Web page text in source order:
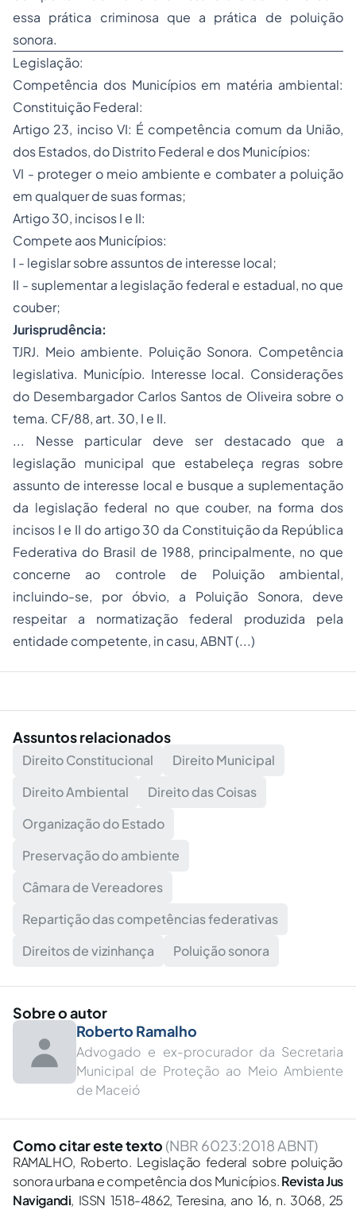
essa prática criminosa que a prática de poluição
sonora.
Legislação:
Competência dos Municípios em matéria ambiental:
Constituição Federal:
Artigo 23, inciso VI: É competência comum da União,
dos Estados, do Distrito Federal e dos Municípios:
VI - proteger o meio ambiente e combater a poluição
em qualquer de suas formas;
Artigo 30, incisos I e II:
Compete aos Municípios:
I - legislar sobre assuntos de interesse local;
II - suplementar a legislação federal e estadual, no que
couber;
Jurisprudência:
TJRJ. Meio ambiente. Poluição Sonora. Competência
legislativa. Município. Interesse local. Considerações
do Desembargador Carlos Santos de Oliveira sobre o
tema. CF/88, art. 30, I e II.
... Nesse particular deve ser destacado que a
legislação municipal que estabeleça regras sobre
assunto de interesse local e busque a suplementação
da legislação federal no que couber, na forma dos
incisos I e II do artigo 30 da Constituição da República
Federativa do Brasil de 1988, principalmente, no que
concerne ao controle de Poluição ambiental,
incluindo-se, por óbvio, a Poluição Sonora, deve
respeitar a normatização federal produzida pela
entidade competente, in casu, ABNT (...)
Assuntos relacionados
Direito Constitucional
Direito Municipal
Direito Ambiental
Direito das Coisas
Organização do Estado
Preservação do ambiente
Câmara de Vereadores
Repartição das competências federativas
Direitos de vizinhança
Poluição sonora
Sobre o autor
Roberto Ramalho
Advogado e ex-procurador da Secretaria
Municipal de Proteção ao Meio Ambiente
de Maceió
Como citar este texto (NBR 6023:2018 ABNT)
RAMALHO, Roberto. Legislação federal sobre poluição
sonora urbana e competência dos Municípios.Revista Jus
Navigandi, ISSN 1518-4862, Teresina, ano 16, n. 3068, 25